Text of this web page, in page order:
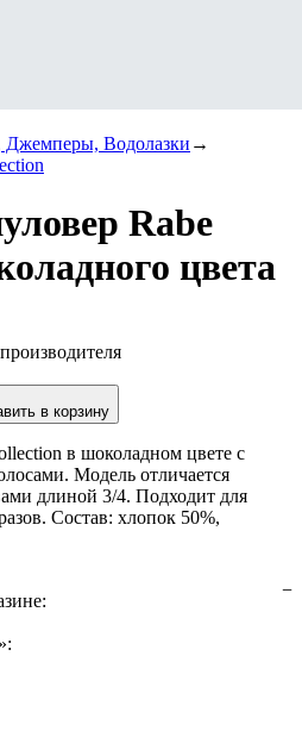
Джемперы, Водолазки
Rabe
цвета
в корзину
в шоколадном цвете с
Модель отличается
длиной 3/4. Подходит для
Состав: хлопок 50%,